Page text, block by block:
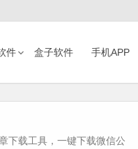
件 盒子软件 手机APP
下载工具，一键下载微信公